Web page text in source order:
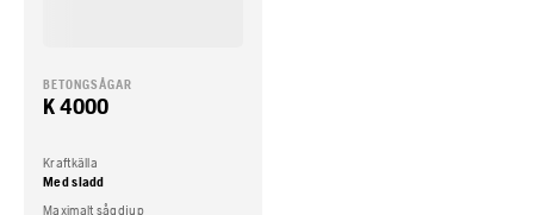
BETONGSÅGAR
K 4000
Kraftkälla
Med sladd
Maximalt sågdjup